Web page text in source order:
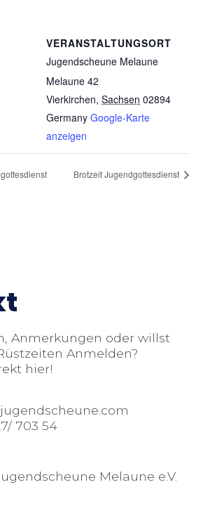
VERANSTALTUNGSORT
Jugendscheune Melaune
Melaune 42
Vierkirchen, Sachsen 02894
Germany Google-Karte
anzeigen
Brotzeit Jugendgottesdienst
Anmerkungen oder willst
Anmelden?
hier!
703 54
Melaune e.V.